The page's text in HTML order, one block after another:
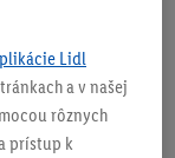
Lidl
a v našej
rôznych
prístup k